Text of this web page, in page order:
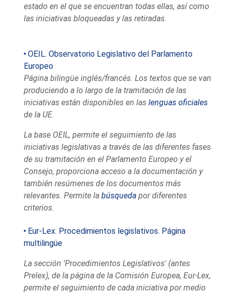
estado en el que se encuentran todas ellas, así como
las iniciativas bloqueadas y las retiradas.
OEIL. Observatorio Legislativo del Parlamento
Europeo
Página bilingüe inglés/francés. Los textos que se van
produciendo a lo largo de la tramitación de las
iniciativas están disponibles en laslenguas oficiales
de la UE.
La base OEIL, permite el seguimiento de las
iniciativas legislativas a través de las diferentes fases
de su tramitación en el Parlamento Europeo y el
Consejo, proporciona acceso a la documentación y
también resúmenes de los documentos más
relevantes. Permite labúsqueda por diferentes
criterios.
Eur-Lex. Procedimientos legislativos. Página
multilingüe
La sección 'Procedimientos Legislativos' (antes
Prelex), de la página de la Comisión Europea, Eur-Lex,
permite el seguimiento de cada iniciativa por medio